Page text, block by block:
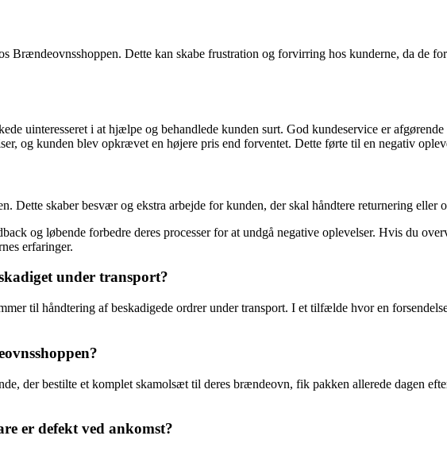
Brændeovnsshoppen. Dette kan skabe frustration og forvirring hos kunderne, da de
uinteresseret i at hjælpe og behandlede kunden surt. God kundeservice er
og kunden blev opkrævet en højere pris end forventet. Dette førte til en negativ
Dette skaber besvær og ekstra arbejde for kunden, der skal håndtere returnering eller
og løbende forbedre deres processer for at undgå negative oplevelser. Hvis du
erfaringer.
under transport?
til håndtering af beskadigede ordrer under transport. I et tilfælde hvor en
der bestilte et komplet skamolsæt til deres brændeovn, fik pakken allerede dagen
er defekt ved ankomst?